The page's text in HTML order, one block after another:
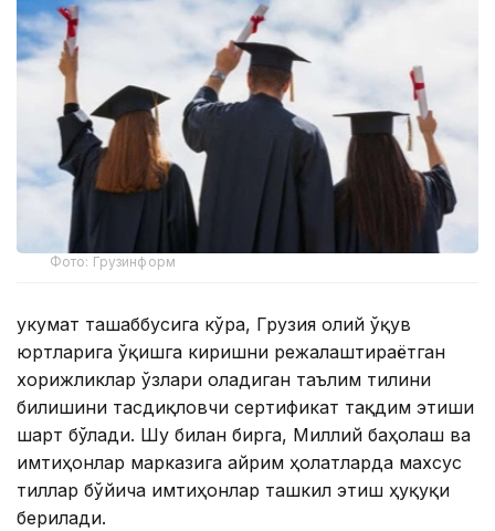
Фото: Грузинформ
Ҳукумат ташаббусига кўра, Грузия олий ўқув
юртларига ўқишга киришни режалаштираётган
хорижликлар ўзлари оладиган таълим тилини
билишини тасдиқловчи сертификат тақдим этиши
шарт бўлади. Шу билан бирга, Миллий баҳолаш ва
имтиҳонлар марказига айрим ҳолатларда махсус
тиллар бўйича имтиҳонлар ташкил этиш ҳуқуқи
берилади.